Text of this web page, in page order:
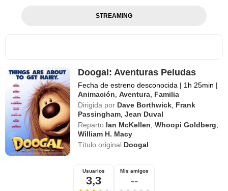
STREAMING
Doogal: Aventuras Peludas
Fecha de estreno desconocida | 1h 25min |
Animación ,Aventura Familia
Dirigida por Dave Borthwick Frank
Passingham ,Jean Duval
Reparto Ian McKellen ,Whoopi Goldberg
William H. Macy
Título original Doogal
Usuarios
3,3
Mis amigos
--